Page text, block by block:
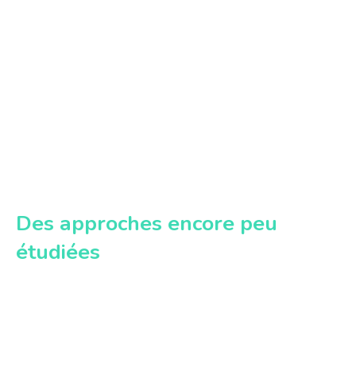
Des approches encore peu
étudiées